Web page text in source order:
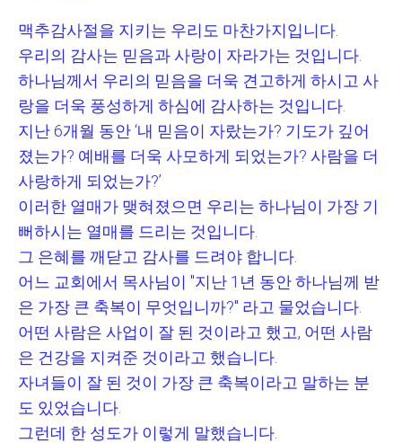
맥추감사절을 지키는 우리도 마찬가지입니다
우리의 감사는 믿음과 사랑이 자라가는 것입니다
하나님께서 우리의 믿음을 더욱 견고하게 하시고 사
랑을 더욱 풍성하게 하심에 감사하는 것입니다
지난 6개월 동안‘내 믿음이 자랐는가? 기도가 깊어
졌는가? 예배를 더욱 사모하게 되었는가? 사람을 더
사랑하게 되었는가?’
이러한 열매가 맺혀졌으면 우리는 하나님이 가장 기
뻐하시는 열매를 드리는 것입니다
그 은혜를 깨닫고 감사를 드려야 합니다
어느 교회에서 목사님이 "지난 1 년 동안 하나님께 받
은 가장 큰 축복이 무엇입니까?" 라고 물었습니다
어떤 사람은 사업이 잘 된 것이라고 했고, 어떤 사람
은 건강을 지켜준 것이라고 했습니다
자녀들이 잘 된 것이 가장 큰 축복이라고 말하는 분
도 있었습니다
그런데 한 성도가 이렇게 말했습니다